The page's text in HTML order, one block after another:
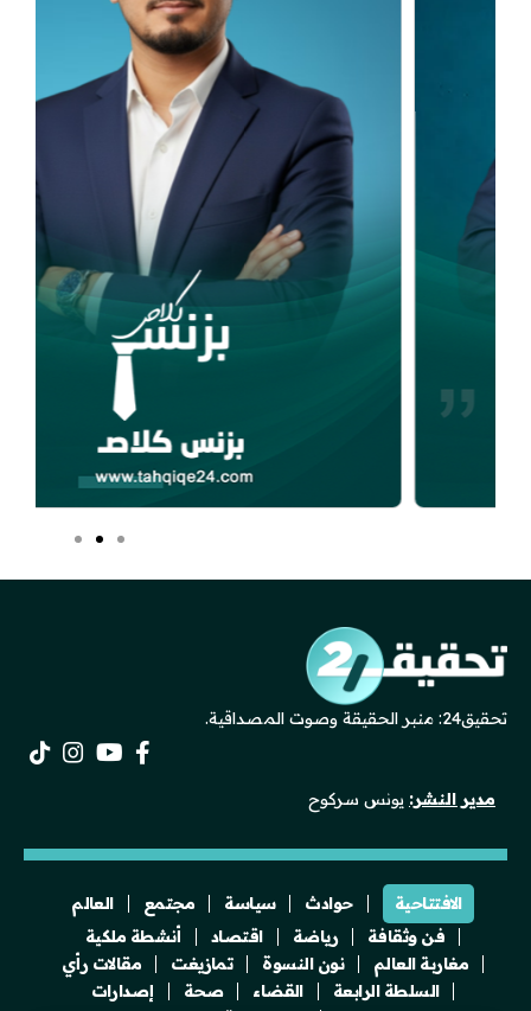
تحقيق24: منبر الحقيقة وصوت المصداقية.
مدير النشر: يونس سركوح
الافتتاحية حوادث سياسة مجتمع
العالم
فن وثقافة
رياضة اقتصاد
أنشطة ملكية
مغاربة العالم
نون النسوة تمازيغت
مقالات رأي
السلطة الرابعة
القضاء صحة
إصدارات